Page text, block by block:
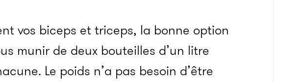
vos biceps et triceps, la bonne option
munir de deux bouteilles d’un litre
Le poids n’a pas besoin d’être